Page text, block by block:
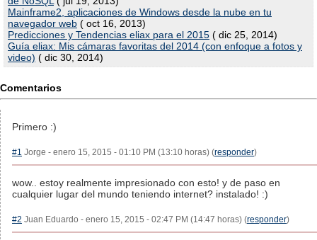
Mainframe2, aplicaciones de Windows desde la nube en tu
navegador web ( oct 16, 2013)
Predicciones y Tendencias eliax para el 2015 ( dic 25, 2014)
Guía eliax: Mis cámaras favoritas del 2014 (con enfoque a fotos y
video) ( dic 30, 2014)
Comentarios
Primero :)
#1 Jorge - enero 15, 2015 - 01:10 PM (13:10 horas) (responder)
wow.. estoy realmente impresionado con esto! y de paso en
cualquier lugar del mundo teniendo internet? instalado! :)
#2 Juan Eduardo - enero 15, 2015 - 02:47 PM (14:47 horas) (responder)